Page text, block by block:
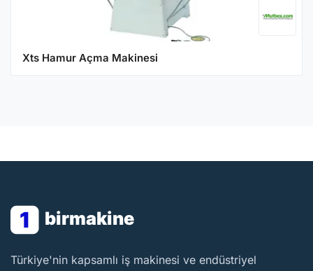
Xts Hamur Açma Makinesi
1 birmakine
BirMakine
Türkiye'nin kapsamlı iş makinesi ve endüstriyel